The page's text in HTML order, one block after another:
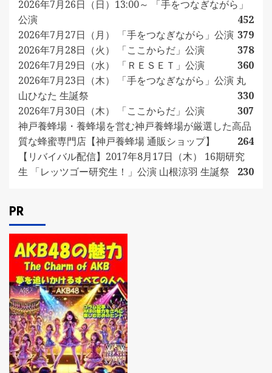
2026年7月26日（日）13:00～ 「手をつなぎながら」
公演
452
2026年7月27日（月） 「手をつなぎながら」公演 379
2026年7月28日（火） 「ここからだ」公演
378
2026年7月29日（水） 「ＲＥＳＥＴ」公演
360
2026年7月23日（木） 「手をつなぎながら」公演 丸
山ひなた 生誕祭
330
2026年7月30日（木） 「ここからだ」公演
307
神戸養蜂場・養蜂場を営む神戸養蜂場が厳選した高品
質な蜂蜜専門店【神戸養蜂場 通販ショップ】
264
【リバイバル配信】2017年8月17日（木） 16期研究
生 「レッツゴー研究生！」公演 山根涼羽 生誕祭
230
PR